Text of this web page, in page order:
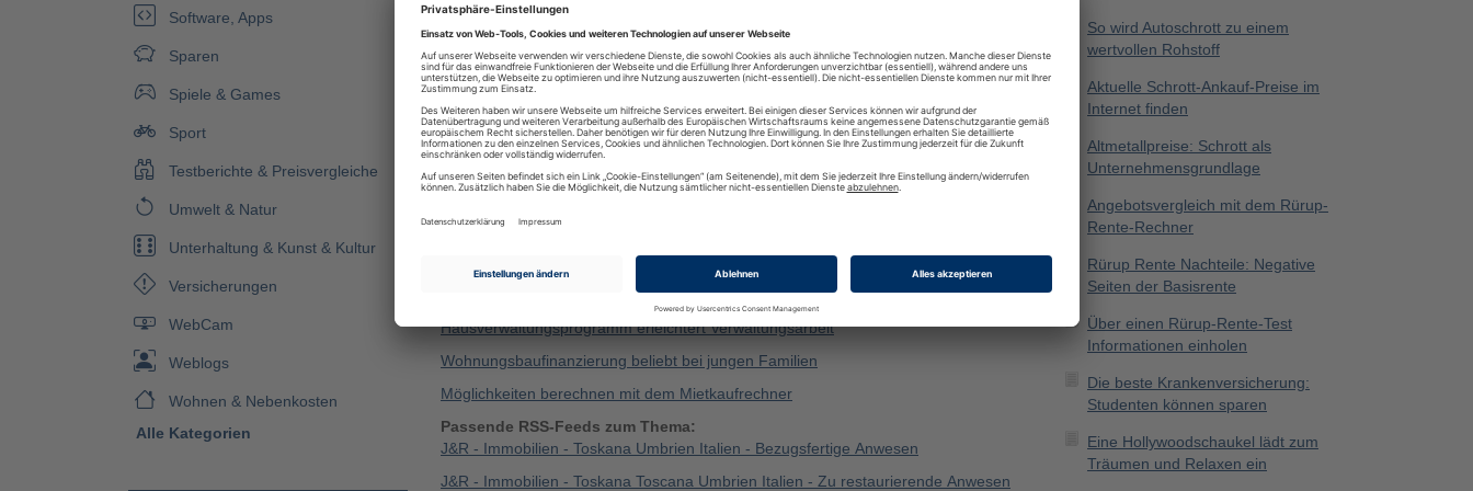
Software, Apps
Sparen
Spiele & Games
Sport
Testberichte & Preisvergleiche
Umwelt & Natur
Unterhaltung & Kunst & Kultur
Versicherungen
WebCam
Weblogs
Wohnen & Nebenkosten
Alle Kategorien
Hausverwaltung" nach der aktuellen Rechtsprechung legitim sind, hat mehrere
Möglichkeiten, diese prüfen zu lassen. Eine gute Adresse sind die
Verbraucherverbände in den jeweiligen Städten. Doch auch der Mieterschutzbund
leistet hier hervorragende Dienste. Man kann sich jedoch auch selbst in die Mühe
machen, im Internet zu recherchieren. Auch hier gibt es zahlreiche Seiten, die
Auskunft über Mietrecht und speziell über die Abrechnung der Nebenkosten geben.
Es lohnt sich in jedem Fall, vor dem Bezahlen die Mietnebenkosten-Rechnung genau
zu prüfen.
Immobilien Software - eine Vielzahl intelligenter Lösungen
Immobilien Versicherungen - abgesichert in allen Lebenslagen
Hausverwaltungsprogramm erleichtert Verwaltungsarbeit
Wohnungsbaufinanzierung beliebt bei jungen Familien
Möglichkeiten berechnen mit dem Mietkaufrechner
Passende RSS-Feeds zum Thema:
J&R - Immobilien - Toskana Umbrien Italien - Bezugsfertige Anwesen
J&R - Immobilien - Toskana Toscana Umbrien Italien - Zu restaurierende Anwesen
So wird Autoschrott zu einem
wertvollen Rohstoff
Aktuelle Schrott-Ankauf-Preise im
Internet finden
Altmetallpreise: Schrott als
Unternehmensgrundlage
Angebotsvergleich mit dem Rürup-
Rente-Rechner
Rürup Rente Nachteile: Negative
Seiten der Basisrente
Über einen Rürup-Rente-Test
Informationen einholen
Die beste Krankenversicherung:
Studenten können sparen
Eine Hollywoodschaukel lädt zum
Träumen und Relaxen ein